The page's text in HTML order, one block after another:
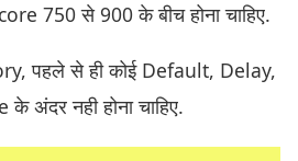
750 से 900 के बीच होना चाहिए.
पहले से ही कोई Default, Delay,
अंदर नही होना चाहिए.